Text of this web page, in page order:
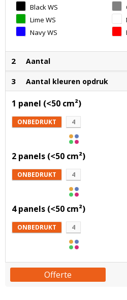
Black WS
Lime WS
Navy WS
2 Aantal
3 Aantal kleuren opdruk
1 panel (<50 cm²)
ONBEDRUKT 4
2 panels (<50 cm²)
ONBEDRUKT 4
4 panels (<50 cm²)
ONBEDRUKT 4
Offerte